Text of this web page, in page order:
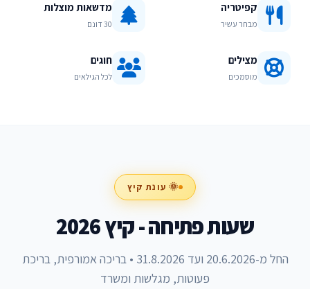
קפיטריה
מבחר עשיר
מדשאות מוצלות
30 דונם
מצילים
מוסמכים
חוגים
לכל הגילאים
🌞 עונת קיץ
שעות פתיחה - קיץ 2026
החל מ-20.6.2026 ועד 31.8.2026 • בריכה אמורפית, בריכת
פעוטות, מגלשות ומשרד